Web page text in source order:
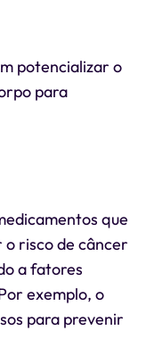
potencializar o
para
que
risco de câncer
a fatores
exemplo, o
para prevenir